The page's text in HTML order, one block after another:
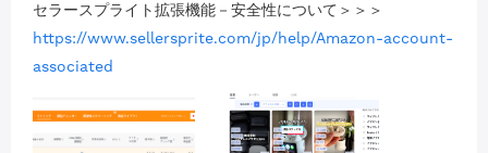
セラースプライト拡張機能－安全性について＞＞＞
https://www.sellersprite.com/jp/help/Amazon-account-
associated